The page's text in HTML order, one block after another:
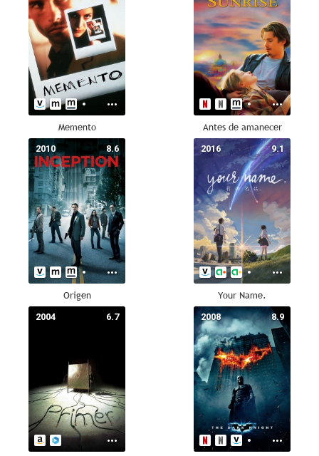
Memento Antes de amanecer
8.6
2010
Origen
9.1
2016
Your Name.
6.7
2004 8.9
2008